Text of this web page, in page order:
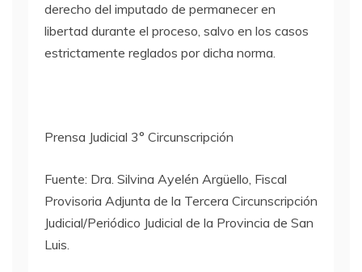
derecho del imputado de permanecer en
libertad durante el proceso, salvo en los casos
estrictamente reglados por dicha norma.
Prensa Judicial 3° Circunscripción
Fuente: Dra. Silvina Ayelén Argüello, Fiscal
Provisoria Adjunta de la Tercera Circunscripción
Judicial/Periódico Judicial de la Provincia de San
Luis.